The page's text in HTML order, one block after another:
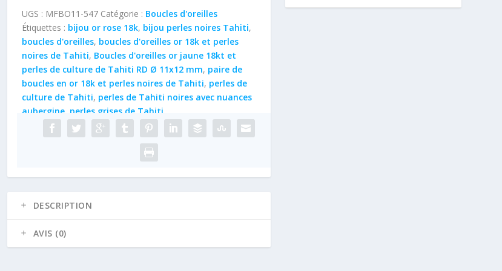
d'oreilles
or
jaune
18kt
et
perles
de
culture
mm
UGS : MFBO11-547 Catégorie : Boucles d'oreilles
Étiquettes : bijou or rose 18k, bijou perles noires Tahiti,
boucles d'oreilles, boucles d'oreilles or 18k et perles
noires de Tahiti, Boucles d'oreilles or jaune 18kt et
perles de culture de Tahiti RD Ø 11x12 mm, paire de
boucles en or 18k et perles noires de Tahiti, perles de
culture de Tahiti, perles de Tahiti noires avec nuances
aubergine, perles grises de Tahiti
DESCRIPTION
AVIS (0)